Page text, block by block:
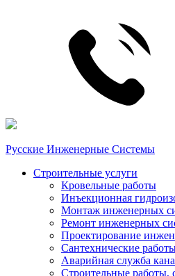
Русские Инженерные Системы
Строительные услуги
Кровельные работы
Инъекционная
Монтаж инженерных
Ремонт инженерных
Проектирование
Сантехнические
Аварийная служба
Строительные работы,